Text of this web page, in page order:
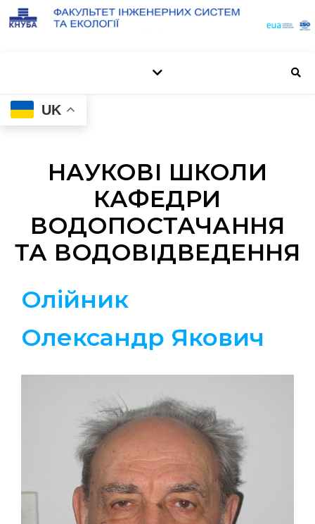
UK
НАУКОВІ ШКОЛИ
КАФЕДРИ
ВОДОПОСТАЧАННЯ
ТА ВОДОВІДВЕДЕННЯ
Олійник
Олександр Якович